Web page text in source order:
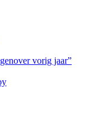
vorig jaar”